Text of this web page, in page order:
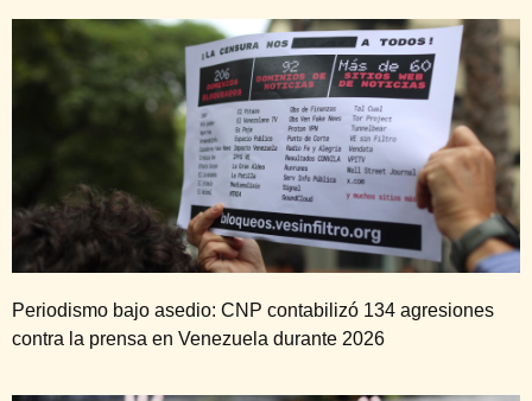
Periodismo bajo asedio: CNP contabilizó 134 agresiones
contra la prensa en Venezuela durante 2026